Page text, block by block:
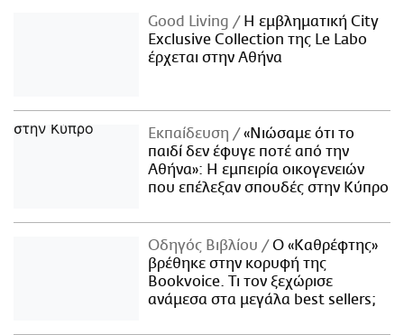
Good Living
Η εμβληματική City
Exclusive Collection της Le Labo
έρχεται στην Αθήνα
Εκπαίδευση
«Νιώσαμε ότι το
παιδί δεν έφυγε ποτέ από την
Αθήνα»: Η εμπειρία οικογενειών
που επέλεξαν σπουδές στην Κύπρο
Οδηγός Βιβλίου
Ο «Καθρέφτης»
βρέθηκε στην κορυφή της
Bookvoice. Τι τον ξεχώρισε
ανάμεσα στα μεγάλα best sellers;